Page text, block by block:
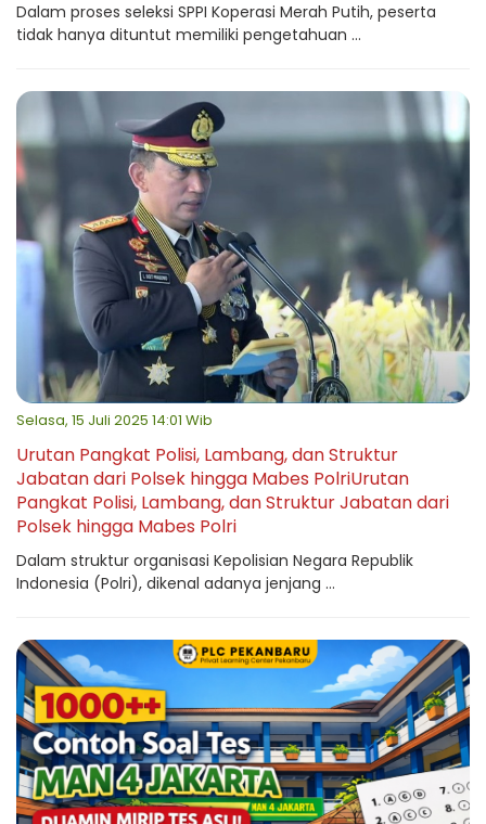
Dalam proses seleksi SPPI Koperasi Merah Putih, peserta
tidak hanya dituntut memiliki pengetahuan ...
Selasa, 15 Juli 2025 14:01 Wib
Urutan Pangkat Polisi, Lambang, dan Struktur
Jabatan dari Polsek hingga Mabes PolriUrutan
Pangkat Polisi, Lambang, dan Struktur Jabatan dari
Polsek hingga Mabes Polri
Dalam struktur organisasi Kepolisian Negara Republik
Indonesia (Polri), dikenal adanya jenjang ...